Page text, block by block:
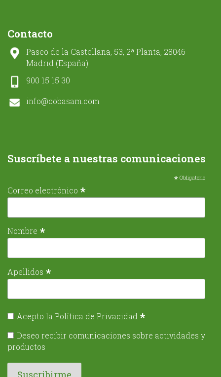
Contacto
Paseo de la Castellana, 53, 2ª Planta, 28046
Madrid (España)
900 15 15 30
info@cobasam.com
Suscríbete a nuestras comunicaciones
* Obligatorio
Correo electrónico *
Nombre *
Apellidos *
Acepto la Política de Privacidad *
Deseo recibir comunicaciones sobre actividades y
productos